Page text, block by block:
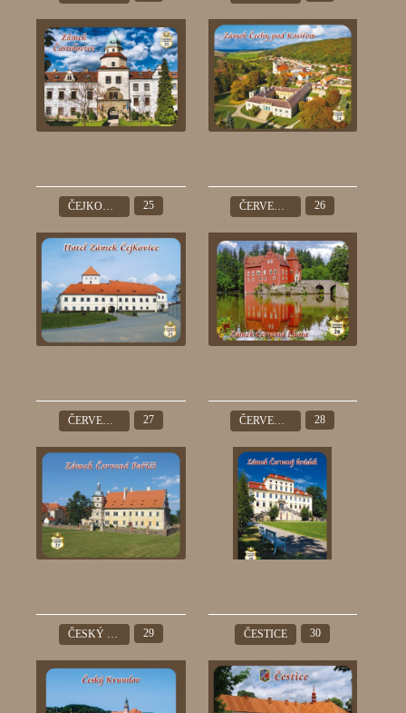
ČEJKOVICE 25 ČERVENÁ LHOTA 26
ČERVENÉ POŘÍČÍ 27 28
ČESKÝ KRUMLOV 29 ČESTICE 30